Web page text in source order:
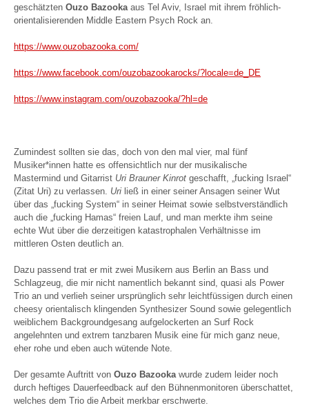
geschätzten Ouzo Bazooka aus Tel Aviv, Israel mit ihrem fröhlich-
orientalisierenden Middle Eastern Psych Rock an.
https://www.ouzobazooka.com/
https://www.facebook.com/ouzobazookarocks/?locale=de_DE
https://www.instagram.com/ouzobazooka/?hl=de
Zumindest sollten sie das, doch von den mal vier, mal fünf
Musiker*innen hatte es offensichtlich nur der musikalische
Mastermind und Gitarrist Uri Brauner Kinrot geschafft, „fucking Israel“
(Zitat Uri) zu verlassen. Uri ließ in einer seiner Ansagen seiner Wut
über das „fucking System“ in seiner Heimat sowie selbstverständlich
auch die „fucking Hamas“ freien Lauf, und man merkte ihm seine
echte Wut über die derzeitigen katastrophalen Verhältnisse im
mittleren Osten deutlich an.
Dazu passend trat er mit zwei Musikern aus Berlin an Bass und
Schlagzeug, die mir nicht namentlich bekannt sind, quasi als Power
Trio an und verlieh seiner ursprünglich sehr leichtfüssigen durch einen
cheesy orientalisch klingenden Synthesizer Sound sowie gelegentlich
weiblichem Backgroundgesang aufgelockerten an Surf Rock
angelehnten und extrem tanzbaren Musik eine für mich ganz neue,
eher rohe und eben auch wütende Note.
Der gesamte Auftritt von Ouzo Bazookawurde zudem leider noch
durch heftiges Dauerfeedback auf den Bühnenmonitoren überschattet,
welches dem Trio die Arbeit merkbar erschwerte.